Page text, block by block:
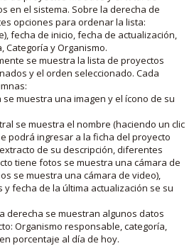
en el sistema. Sobre la derecha de
opciones para ordenar la lista:
fecha de inicio, fecha de actualización,
Categoría y Organismo.
se muestra la lista de proyectos
y el orden seleccionado. Cada
muestra una imagen y el ícono de su
se muestra el nombre (haciendo un clic
podrá ingresar a la ficha del proyecto
de su descripción, diferentes
tiene fotos se muestra una cámara de
se muestra una cámara de video),
y fecha de la última actualización se su
derecha se muestran algunos datos
Organismo responsable, categoría,
porcentaje al día de hoy.